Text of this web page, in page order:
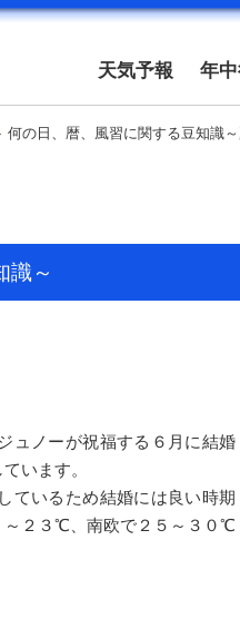
天気予報 年
何の日、暦、風習に関する豆知識
識～
ュノーが祝福する６月に結婚
います。
ているため結婚には良い時期
～２３℃、南欧で２５～３０℃